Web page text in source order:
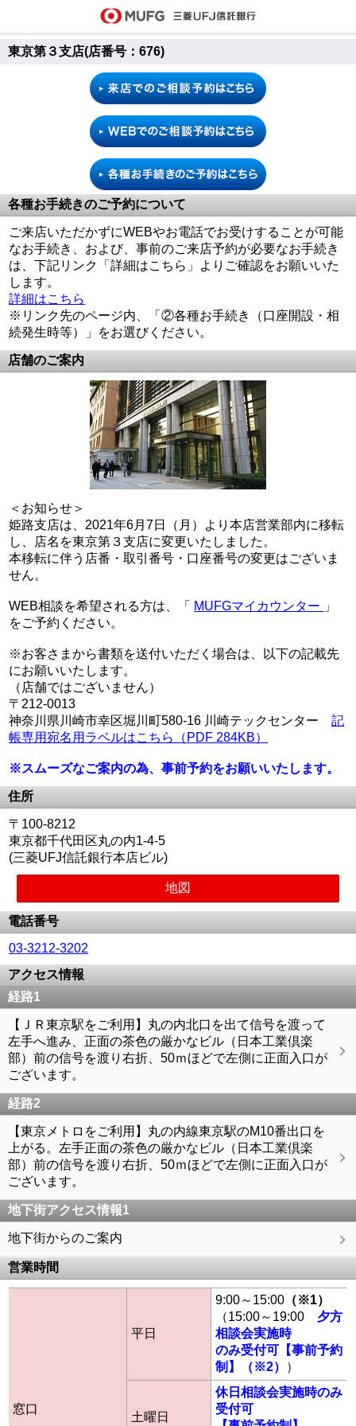
東京第３支店(店番号：676)
各種お手続きのご予約について
ご来店いただかずにWEBやお電話でお受けすることが可能
なお手続き、および、事前のご来店予約が必要なお手続き
は、下記リンク「詳細はこちら」よりご確認をお願いいた
します。
詳細はこちら
※リンク先のページ内、「②各種お手続き（口座開設・相
続発生時等）」をお選びください。
店舗のご案内
＜お知らせ＞
姫路支店は、2021年6月7日（月）より本店営業部内に移転
し、店名を東京第３支店に変更いたしました。
本移転に伴う店番・取引番号・口座番号の変更はございま
せん。
WEB相談を希望される方は、「 MUFGマイカウンター 」
をご予約ください。
※お客さまから書類を送付いただく場合は、以下の記載先
にお願いいたします。
（店舗ではございません）
〒212-0013
神奈川県川崎市幸区堀川町580-16 川崎テックセンター記
帳専用宛名用ラベルはこちら（PDF 284KB）
※スムーズなご案内の為、事前予約をお願いいたします。
住所
〒100-8212
東京都千代田区丸の内1-4-5
(三菱UFJ信託銀行本店ビル)
地図
電話番号
03-3212-3202
アクセス情報
経路1
【ＪＲ東京駅をご利用】丸の内北口を出て信号を渡って
左手へ進み、正面の茶色の厳かなビル（日本工業倶楽
部）前の信号を渡り右折、50ｍほどで左側に正面入口が
ございます。
経路2
【東京メトロをご利用】丸の内線東京駅のM10番出口を
上がる。左手正面の茶色の厳かなビル（日本工業倶楽
部）前の信号を渡り右折、50ｍほどで左側に正面入口が
ございます。
地下街アクセス情報1
地下街からのご案内
営業時間
窓口
平日
9:00～15:00 （※1）
（15:00～19:00 夕方
相談会実施時
のみ受付可【事前予約
制】（※2）
）
土曜日
休日相談会実施時のみ
受付可